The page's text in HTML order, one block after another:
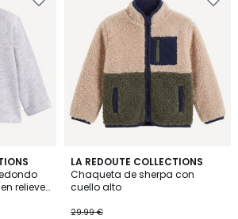
relieve
LA REDOUTE COLLECTIONS
Chaqueta de sherpa con
cuello alto
29.99 €
5
/
5